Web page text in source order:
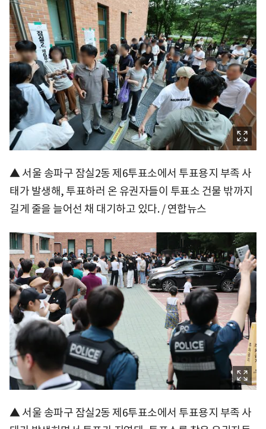
▲ 서울 송파구 잠실2동 제6투표소에서 투표용지 부족 사
태가 발생해, 투표하러 온 유권자들이 투표소 건물 밖까지
길게 줄을 늘어선 채 대기하고 있다. / 연합뉴스
▲ 서울 송파구 잠실2동 제6투표소에서 투표용지 부족 사